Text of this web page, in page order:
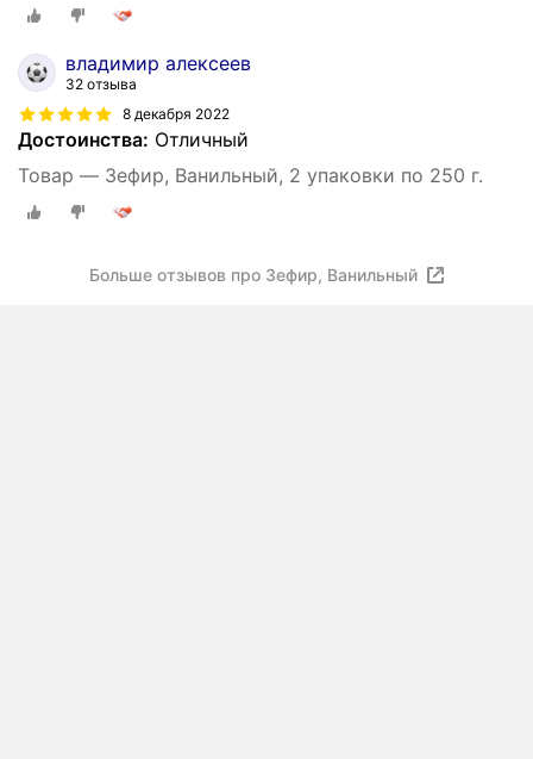
владимир алексеев
32 отзыва
8 декабря 2022
Достоинства: Отличный
Товар — Зефир, Ванильный, 2 упаковки по 250 г.
Больше отзывов про Зефир, Ванильный